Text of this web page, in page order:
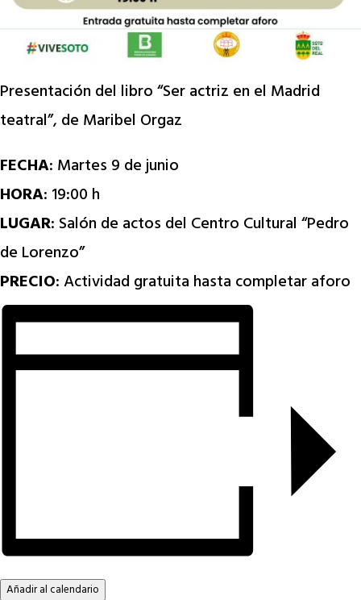
Presentación del libro “Ser actriz en el Madrid
teatral”, de Maribel Orgaz
FECHA: Martes 9 de junio
HORA: 19:00 h
LUGAR: Salón de actos del Centro Cultural “Pedro
de Lorenzo”
PRECIO: Actividad gratuita hasta completar aforo
Añadir al calendario